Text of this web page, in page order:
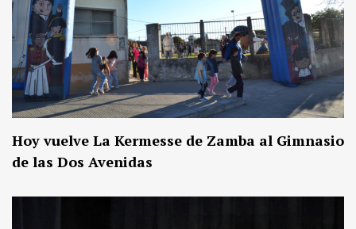
Hoy vuelve La Kermesse de Zamba al Gimnasio
de las Dos Avenidas